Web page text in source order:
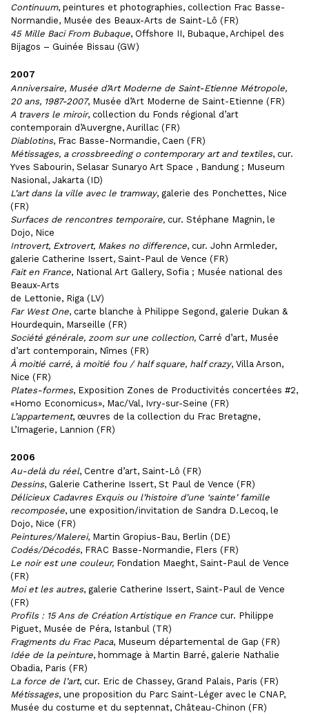
Continuum, peintures et photographies, collection Frac Basse-
Normandie, Musée des Beaux-Arts de Saint-Lô (FR)
45 Mille Baci From Bubaque, Offshore II, Bubaque, Archipel des
Bijagos – Guinée Bissau (GW)
2007
Anniversaire, Musée d’Art Moderne de Saint-Etienne Métropole,
20 ans, 1987-2007, Musée d’Art Moderne de Saint-Etienne (FR)
A travers le miroir, collection du Fonds régional d’art
contemporain d’Auvergne, Aurillac (FR)
Diablotins, Frac Basse-Normandie, Caen (FR)
Métissages, a crossbreeding o contemporary art and textiles, cur.
Yves Sabourin, Selasar Sunaryo Art Space , Bandung ; Museum
Nasional, Jakarta (ID)
L’art dans la ville avec le tramway, galerie des Ponchettes, Nice
(FR)
Surfaces de rencontres temporaire, cur. Stéphane Magnin, le
Dojo, Nice
Introvert, Extrovert, Makes no difference, cur. John Armleder,
galerie Catherine Issert, Saint-Paul de Vence (FR)
Fait en France, National Art Gallery, Sofia ; Musée national des
Beaux-Arts
de Lettonie, Riga (LV)
Far West One, carte blanche à Philippe Segond, galerie Dukan &
Hourdequin, Marseille (FR)
Société générale, zoom sur une collection, Carré d’art, Musée
d’art contemporain, Nîmes (FR)
À moitié carré, à moitié fou / half square, half crazy, Villa Arson,
Nice (FR)
Plates-formes, Exposition Zones de Productivités concertées #2,
«Homo Economicus», Mac/Val, Ivry-sur-Seine (FR)
L’appartement, œuvres de la collection du Frac Bretagne,
L’Imagerie, Lannion (FR)
2006
Au-delà du réel, Centre d’art, Saint-Lô (FR)
Dessins, Galerie Catherine Issert, St Paul de Vence (FR)
Délicieux Cadavres Exquis ou l’histoire d’une ‘sainte’ famille
recomposée, une exposition/invitation de Sandra D.Lecoq, le
Dojo, Nice (FR)
Peintures/Malerei, Martin Gropius-Bau, Berlin (DE)
Codés/Décodés, FRAC Basse-Normandie, Flers (FR)
Le noir est une couleur, Fondation Maeght, Saint-Paul de Vence
(FR)
Moi et les autres, galerie Catherine Issert, Saint-Paul de Vence
(FR)
Profils : 15 Ans de Création Artistique en France cur. Philippe
Piguet, Musée de Péra, Istanbul (TR)
Fragments du Frac Paca, Museum départemental de Gap (FR)
Idée de la peinture, hommage à Martin Barré, galerie Nathalie
Obadia, Paris (FR)
La force de l’art, cur. Eric de Chassey, Grand Palais, Paris (FR)
Métissages, une proposition du Parc Saint-Léger avec le CNAP,
Musée du costume et du septennat, Château-Chinon (FR)